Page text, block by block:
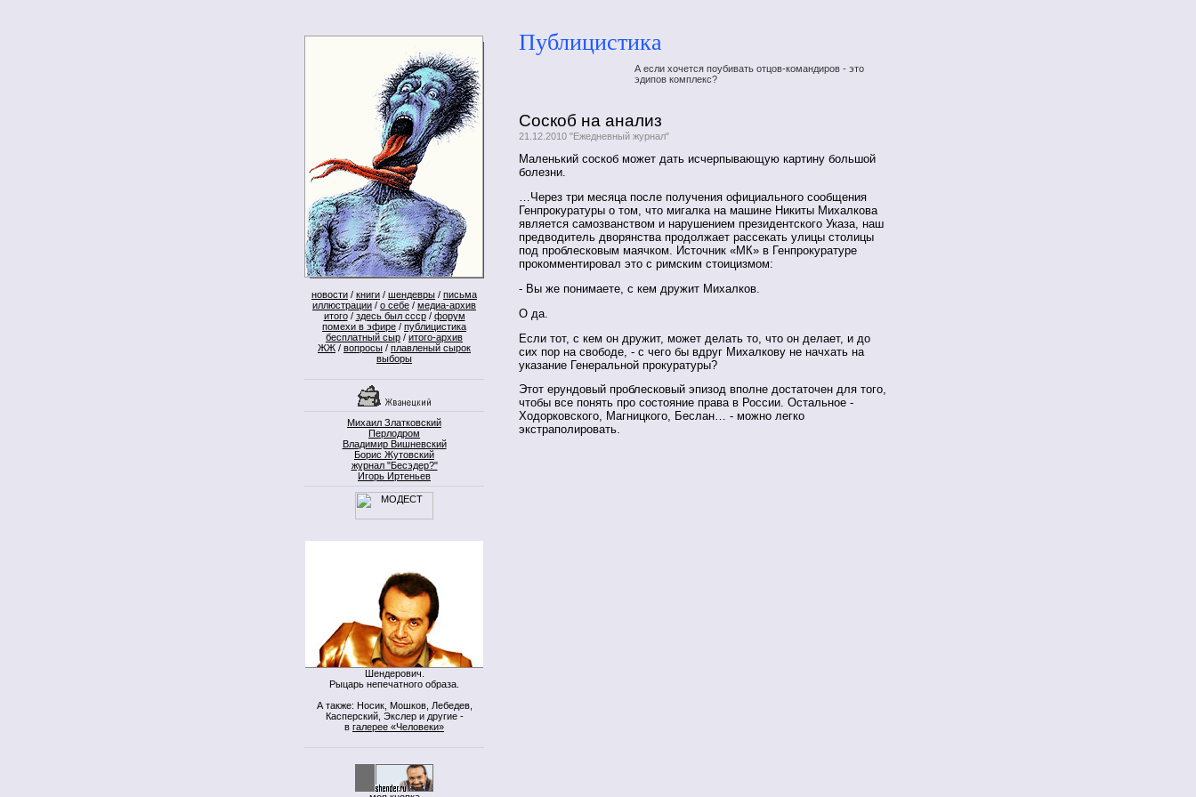
новости / книги / шендевры / письма
иллюстрации / о себе / медиа-архив
итого/ здесь был ссср/ форум
помехи в эфире / публицистика
бесплатный сыр / итого-архив
ЖЖ / вопросы / плавленый сырок
выборы
Михаил Златковский
Перлодром
Владимир Вишневский
Борис Жутовский
журнал "Бесэдер?"
Игорь Иртеньев
Шендерович.
Рыцарь непечатного образа.
А также: Носик, Мошков, Лебедев,
Касперский, Экслер и другие -
в галерее «Человеки»
Публицистика
А если хочется поубивать отцов-командиров - это
эдипов комплекс?
Соскоб на анализ
21.12.2010 "Ежедневный журнал"
Маленький соскоб может дать исчерпывающую картину большой
болезни.
…Через три месяца после получения официального сообщения
Генпрокуратуры о том, что мигалка на машине Никиты Михалкова
является самозванством и нарушением президентского Указа, наш
предводитель дворянства продолжает рассекать улицы столицы
под проблесковым маячком. Источник «МК» в Генпрокуратуре
прокомментировал это с римским стоицизмом:
- Вы же понимаете, с кем дружит Михалков.
О да.
Если тот, с кем он дружит, может делать то, что он делает, и до
сих пор на свободе, - с чего бы вдруг Михалкову не начхать на
указание Генеральной прокуратуры?
Этот ерундовый проблесковый эпизод вполне достаточен для того,
чтобы все понять про состояние права в России. Остальное -
Ходорковского, Магницкого, Беслан… - можно легко
экстраполировать.